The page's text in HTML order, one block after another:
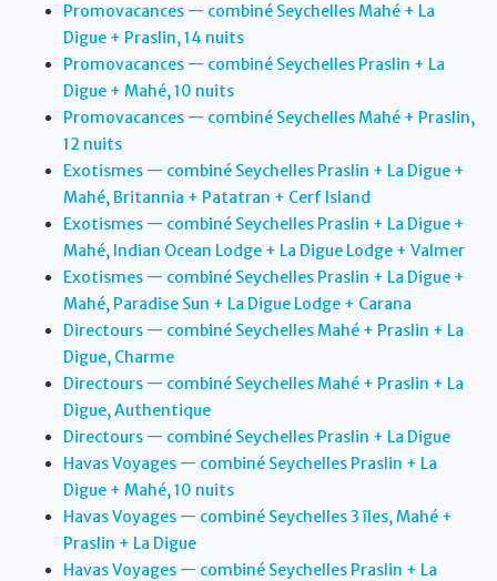
Promovacances — combiné Seychelles Mahé + La
Digue + Praslin, 14 nuits
Promovacances — combiné Seychelles Praslin + La
Digue + Mahé, 10 nuits
Promovacances — combiné Seychelles Mahé + Praslin,
12 nuits
Exotismes — combiné Seychelles Praslin + La Digue +
Mahé, Britannia + Patatran + Cerf Island
Exotismes — combiné Seychelles Praslin + La Digue +
Mahé, Indian Ocean Lodge + La Digue Lodge + Valmer
Exotismes — combiné Seychelles Praslin + La Digue +
Mahé, Paradise Sun + La Digue Lodge + Carana
Directours — combiné Seychelles Mahé + Praslin + La
Digue, Charme
Directours — combiné Seychelles Mahé + Praslin + La
Digue, Authentique
Directours — combiné Seychelles Praslin + La Digue
Havas Voyages — combiné Seychelles Praslin + La
Digue + Mahé, 10 nuits
Havas Voyages — combiné Seychelles 3 îles, Mahé +
Praslin + La Digue
Havas Voyages — combiné Seychelles Praslin + La